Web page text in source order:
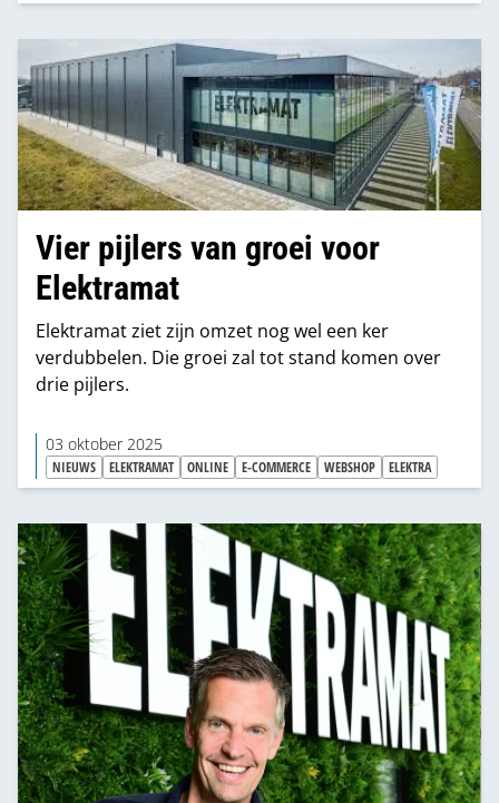
Vier pijlers van groei voor
Elektramat
Elektramat ziet zijn omzet nog wel een ker
verdubbelen. Die groei zal tot stand komen over
drie pijlers.
03 oktober 2025
NIEUWS ELEKTRAMAT ONLINE E-COMMERCE WEBSHOP ELEKTRA